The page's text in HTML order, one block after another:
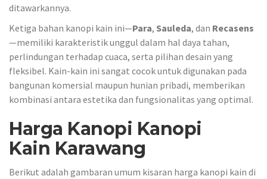
ditawarkannya.
Ketiga bahan kanopi kain ini—Para, Sauleda, dan Recasens
—memiliki karakteristik unggul dalam hal daya tahan,
perlindungan terhadap cuaca, serta pilihan desain yang
fleksibel. Kain-kain ini sangat cocok untuk digunakan pada
bangunan komersial maupun hunian pribadi, memberikan
kombinasi antara estetika dan fungsionalitas yang optimal.
Harga Kanopi Kanopi
Kain Karawang
Berikut adalah gambaran umum kisaran harga kanopi kain di